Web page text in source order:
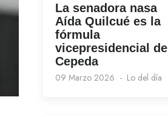
La senadora nasa
Aída Quilcué es la
fórmula
vicepresidencial de
Cepeda
09 Marzo 2026 Lo del día